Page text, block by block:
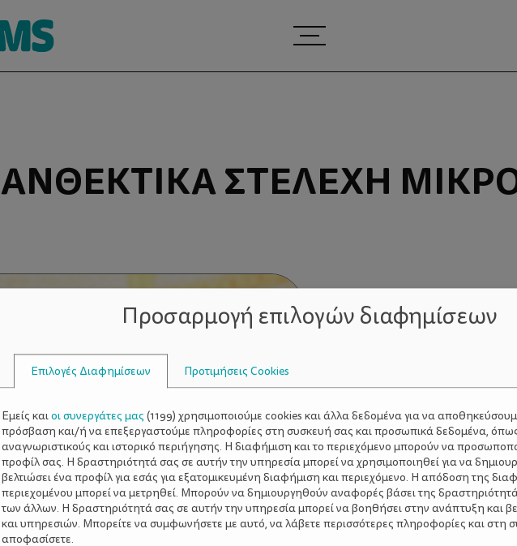
ΑΝΘΕΚΤΙΚΆ ΣΤΕΛΈΧΗ
Προσαρμογή επιλογών διαφημίσεων
Επιλογές Διαφημίσεων Προτιμήσεις Cookies
Εμείς καιοι συνεργάτες μας (1199) χρησιμοποιούμε cookies και άλλα δεδομένα για να
πρόσβαση και/ή να επεξεργαστούμε πληροφορίες στη συσκευή σας και προσωπικά δεδομένα,
αναγνωριστικούς και ιστορικό περιήγησης. Η διαφήμιση και το περιεχόμενο μπορούν να
προφίλ σας. Η δραστηριότητά σας σε αυτήν την υπηρεσία μπορεί να χρησιμοποιηθεί για να
βελτιώσει ένα προφίλ για εσάς για εξατομικευμένη διαφήμιση και περιεχόμενο. Η απόδοση της
περιεχομένου μπορεί να μετρηθεί. Μπορούν να δημιουργηθούν αναφορές βάσει της
των άλλων. Η δραστηριότητά σας σε αυτήν την υπηρεσία μπορεί να βοηθήσει στην ανάπτυξη και
και υπηρεσιών. Μπορείτε να συμφωνήσετε με αυτό, να λάβετε περισσότερες πληροφορίες και στη
αποφασίσετε.